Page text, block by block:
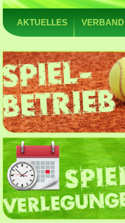
AKTUELLES VERBAND